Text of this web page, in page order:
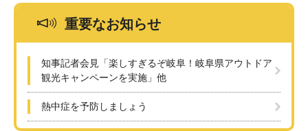
重要なお知らせ
知事記者会見「楽しすぎるぞ岐阜！岐阜県アウトドア
観光キャンペーンを実施」他
熱中症を予防しましょう